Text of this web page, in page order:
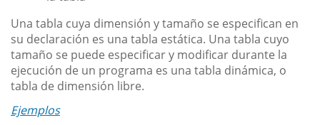
Una tabla cuya dimensión y tamaño se especifican en
su declaración es una tabla estática. Una tabla cuyo
tamaño se puede especificar y modificar durante la
ejecución de un programa es una tabla dinámica, o
tabla de dimensión libre.
Ejemplos